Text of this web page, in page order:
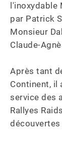
l'inoxydable
par Patrick
Monsieur
Claude-
Après tant
Continent, il
service des
Rallyes
découvertes